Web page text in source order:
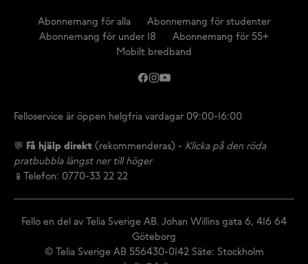
Abonnemang för alla
Abonnemang för studenter
Abonnemang för under 18
Abonnemang för 55+
Mobilt bredband
Felloservice är öppen helgfria vardagar 09:00-16:00
💬 Få hjälp direkt (rekommenderas) - Klicka på den röda
pratbubbla längst ner till höger
📱Telefon: 0770-33 22 22
Fello en del av Telia Sverige AB. Johan Willins gata 6, 416 64
Göteborg
© Telia Sverige AB 556430-0142 Säte: Stockholm